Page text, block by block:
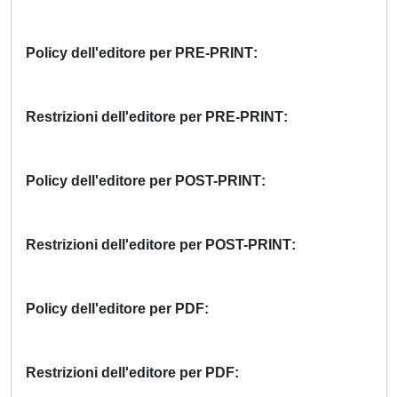
Policy dell'editore per PRE-PRINT
Restrizioni dell'editore per PRE-PRINT
Policy dell'editore per POST-PRINT
Restrizioni dell'editore per POST-PRINT
Policy dell'editore per PDF
Restrizioni dell'editore per PDF